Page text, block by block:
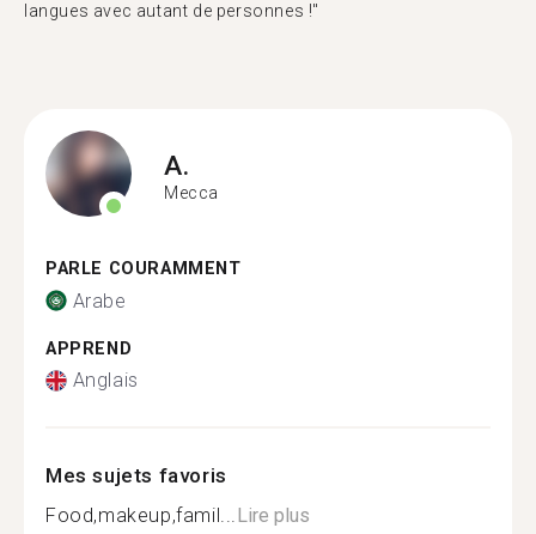
langues avec autant de personnes !"
A.
Mecca
PARLE COURAMMENT
Arabe
APPREND
Anglais
Mes sujets favoris
Food,makeup,famil...Lire plus